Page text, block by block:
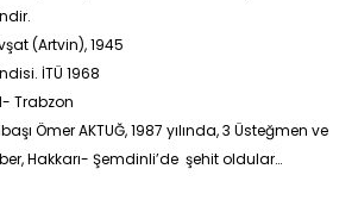
(Artvin), 1945
İTÜ 1968
Trabzon
Ömer AKTUĞ, 1987 yılında, 3 Üsteğmen ve
Hakkarı- Şemdinli’de şehit oldular…